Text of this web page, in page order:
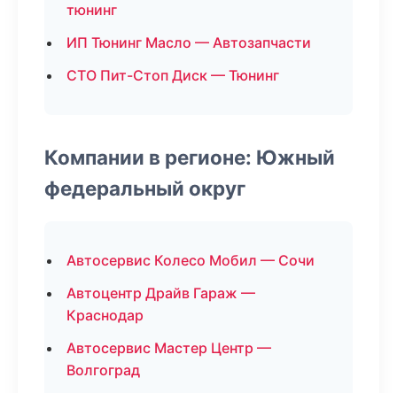
тюнинг
ИП Тюнинг Масло — Автозапчасти
СТО Пит-Стоп Диск — Тюнинг
Компании в регионе: Южный
федеральный округ
Автосервис Колесо Мобил — Сочи
Автоцентр Драйв Гараж —
Краснодар
Автосервис Мастер Центр —
Волгоград